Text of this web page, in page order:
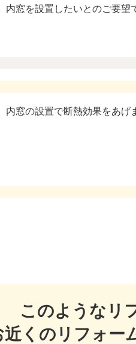
内窓を設置したいとのご要望
内窓の設置で断熱効果をあげ
このようなリ
近くのリフォー